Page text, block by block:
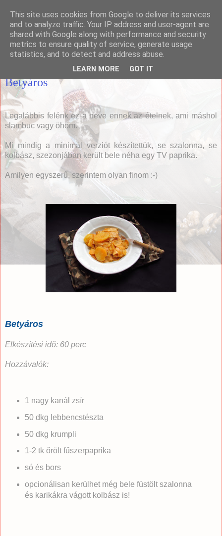
Házias konyha
Betyáros
Legalábbis felénk ez a neve ennek az ételnek, ami máshol
slambuc vagy öhöm.
Mi mindig a minimál verziót készítettük, se szalonna, se
kolbász, szezonjában került bele néha egy TV paprika.
Amilyen egyszerű, szerintem olyan finom :-)
Betyáros
Elkészítési idő: 60 perc
Hozzávalók:
1 nagy kanál zsír
50 dkg lebbencstészta
50 dkg krumpli
1-2 tk őrölt fűszerpaprika
só és bors
opcionálisan kerülhet még bele füstölt szalonna
és karikákra vágott kolbász is!
This site uses cookies from Google to deliver its services
and to analyze traffic. Your IP address and user-agent are
shared with Google along with performance and security
metrics to ensure quality of service, generate usage
statistics, and to detect and address abuse.
LEARN MORE GOT IT